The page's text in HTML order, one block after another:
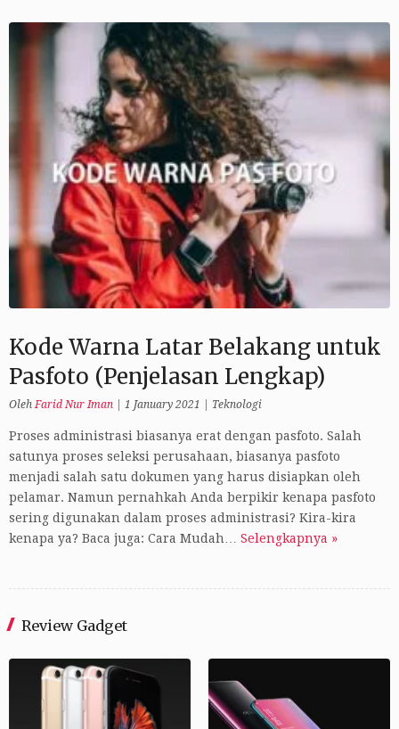
Kode Warna Latar Belakang untuk
Pasfoto (Penjelasan Lengkap)
OlehFarid Nur Iman 1 January 2021 Teknologi
Proses administrasi biasanya erat dengan pasfoto. Salah
satunya proses seleksi perusahaan, biasanya pasfoto
menjadi salah satu dokumen yang harus disiapkan oleh
pelamar. Namun pernahkah Anda berpikir kenapa pasfoto
sering digunakan dalam proses administrasi? Kira-kira
kenapa ya? Baca juga: Cara Mudah… Selengkapnya »
Review Gadget